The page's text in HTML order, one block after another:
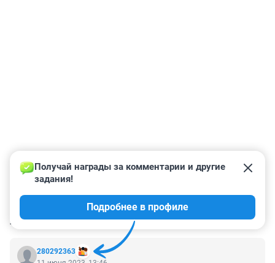
КОММЕНТАРИИ 16
280292363
Получай награды за комментарии и другие
задания!
Подробнее в профиле